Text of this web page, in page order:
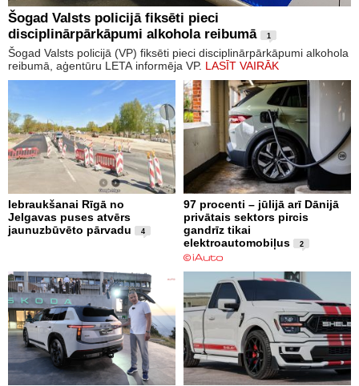
Šogad Valsts policijā fiksēti pieci
disciplinārpārkāpumi alkohola reibumā
1
Šogad Valsts policijā (VP) fiksēti pieci disciplinārpārkāpumi alkohola
reibumā, aģentūru LETA informēja VP. LASĪT VAIRĀK
Iebraukšanai Rīgā no
Jelgavas puses atvērs
jaunuzbūvēto pārvadu
4
97 procenti – jūlijā arī Dānijā
privātais sektors pircis
gandrīz tikai
elektroautomobiļus
2